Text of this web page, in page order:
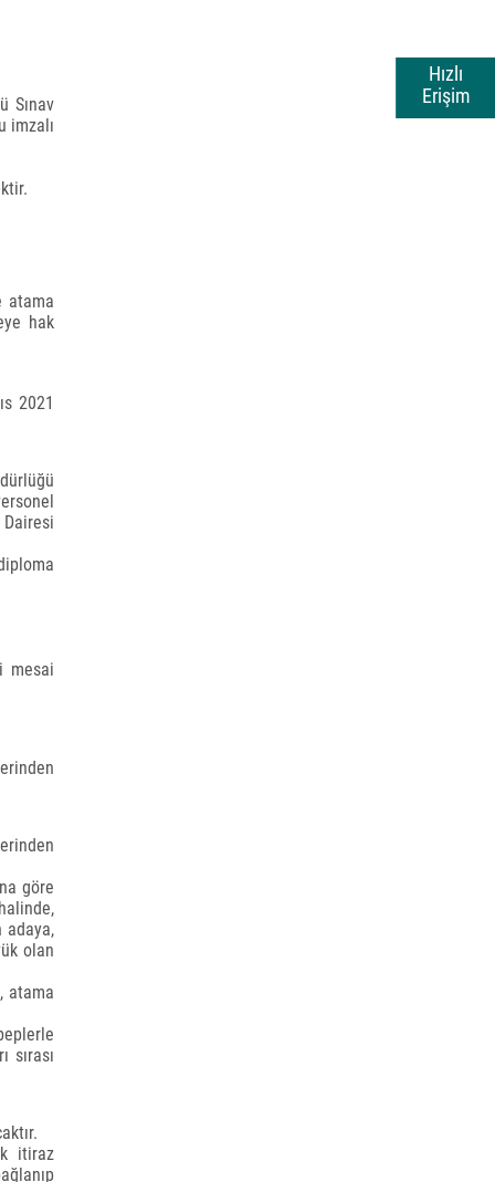
Hızlı
Erişim
Sınav
imzalı
atama
hak
2021
mesai
göre
adaya,
olan
atama
sırası
itiraz